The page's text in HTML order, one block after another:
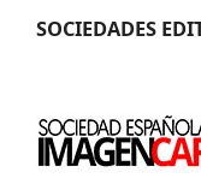
SOCIEDADES